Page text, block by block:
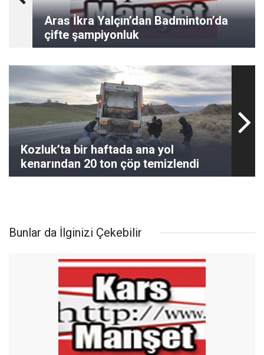
Aras İkra Yalçın’dan Badminton’da
çifte şampiyonluk
Kozluk’ta bir haftada ana yol
kenarından 20 ton çöp temizlendi
Bunlar da İlginizi Çekebilir